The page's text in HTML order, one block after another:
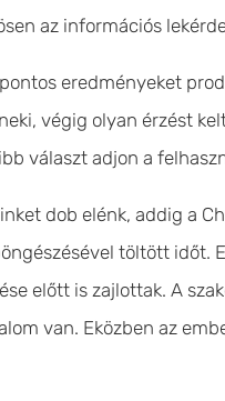
az információs
eredményeket
végig olyan érzést
választ adjon a
dob elénk, addig a
töltött időt.
előtt is zajlottak. A
van. Eközben az